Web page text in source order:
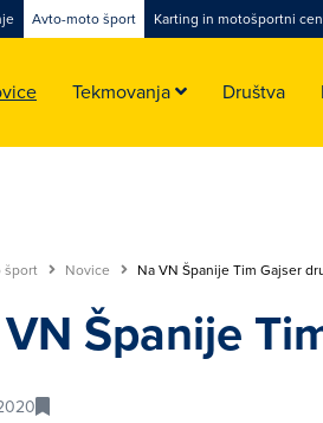
Avto-moto šport Karting in motošportni
Tekmovanja Društva
šport Novice Na VN Španije Tim Gajser
Španije